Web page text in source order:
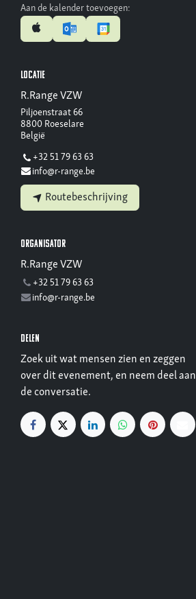
Aan de kalender toevoegen:
Locatie
R.Range VZW
Piljoenstraat 66
8800 Roeselare
België
+32 51 79 63 63
info@r-range.be
Routebeschrijving
Organisator
R.Range VZW
+32 51 79 63 63
info@r-range.be
Delen
Zoek uit wat mensen zien en zeggen
over dit evenement, en neem deel aan
de conversatie.